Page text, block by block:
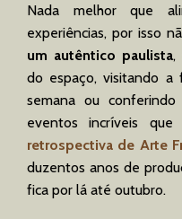
Nada melhor que
experiências, por isso
um autêntico paulista,
do espaço, visitando a
semana ou
eventos incríveis
retrospectiva de Arte
duzentos anos de
fica por lá até outubro.